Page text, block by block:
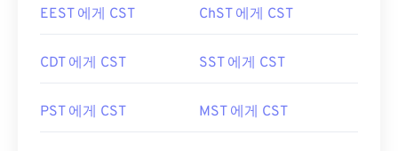
EEST 에게 CST ChST 에게 CST
CDT 에게 CST SST 에게 CST
PST 에게 CST MST 에게 CST